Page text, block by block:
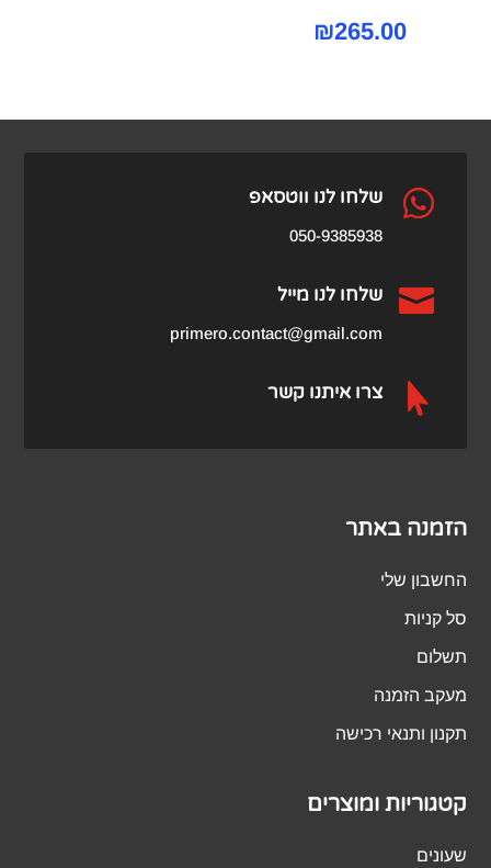
₪265.00
 שלחו לנו ווטסאפ
050-9385938
 שלחו לנו מייל
primero.contact@gmail.com
 צרו איתנו קשר
הזמנה באתר
החשבון שלי
סל קניות
תשלום
מעקב הזמנה
תקנון ותנאי רכישה
קטגוריות ומוצרים
שעונים